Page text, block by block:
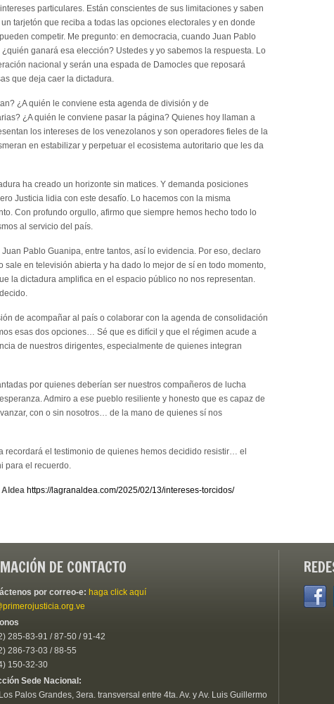
particulares. Están conscientes de sus limitaciones y saben
tarjetón que reciba a todas las opciones electorales y en donde
competir. Me pregunto: en democracia, cuando Juan Pablo
ganará esa elección? Ustedes y yo sabemos la respuesta. Lo
nacional y serán una espada de Damocles que reposará
que deja caer la dictadura.
¿A quién le conviene esta agenda de división y de
¿A quién le conviene pasar la página? Quienes hoy llaman a
los intereses de los venezolanos y son operadores fieles de la
en estabilizar y perpetuar el ecosistema autoritario que les da
ha creado un horizonte sin matices. Y demanda posiciones
Justicia lidia con este desafío. Lo hacemos con la misma
Con profundo orgullo, afirmo que siempre hemos hecho todo lo
al servicio del país.
Pablo Guanipa, entre tantos, así lo evidencia. Por eso, declaro
en televisión abierta y ha dado lo mejor de sí en todo momento,
la dictadura amplifica en el espacio público no nos representan.
de acompañar al país o colaborar con la agenda de consolidación
esas dos opciones… Sé que es difícil y que el régimen acude a
de nuestros dirigentes, especialmente de quienes integran
por quienes deberían ser nuestros compañeros de lucha
Admiro a ese pueblo resiliente y honesto que es capaz de
con o sin nosotros… de la mano de quienes sí nos
recordará el testimonio de quienes hemos decidido resistir… el
para el recuerdo.
https://lagranaldea.com/2025/02/13/intereses-torcidos/
DE CONTACTO
por correo-e: haga click aquí
285-83-91 / 87-50 / 91-42
286-73-03 / 88-55
150-32-30
Sede Nacional:
Palos Grandes, 3era. transversal entre 4ta. Av. y Av. Luis Guillermo